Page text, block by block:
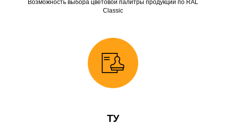
Возможность выбора цветовой палитры продукции по RAL
Classic
ТУ